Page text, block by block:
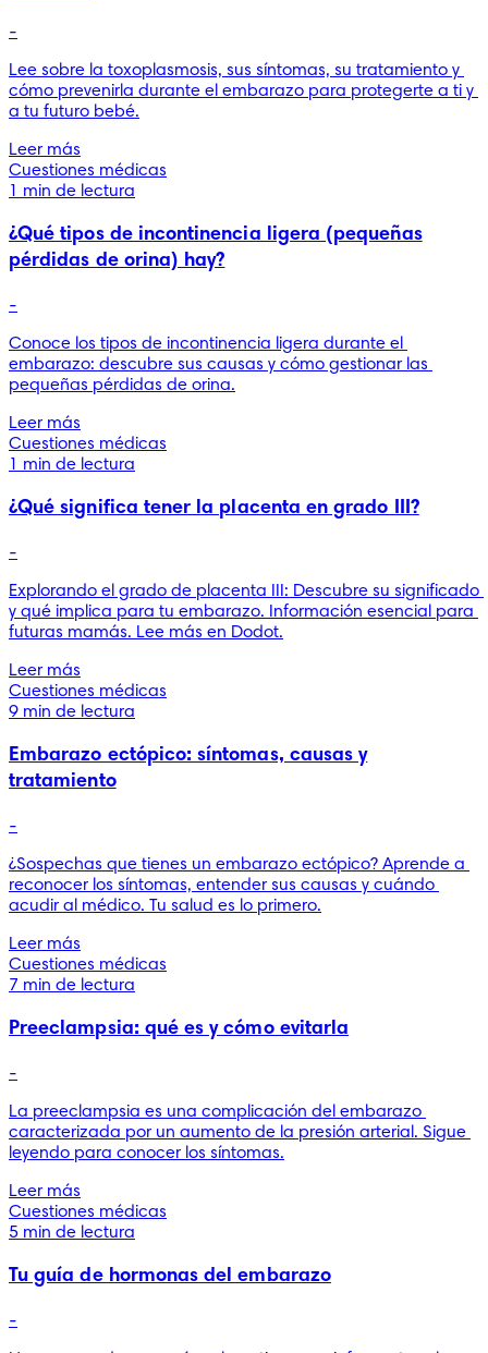
-
Lee sobre la toxoplasmosis, sus síntomas, su tratamiento y
cómo prevenirla durante el embarazo para protegerte a ti y
a tu futuro bebé.
Leer más
Cuestiones médicas
1 min de lectura
¿Qué tipos de incontinencia ligera (pequeñas
pérdidas de orina) hay?
-
Conoce los tipos de incontinencia ligera durante el
embarazo: descubre sus causas y cómo gestionar las
pequeñas pérdidas de orina.
Leer más
Cuestiones médicas
1 min de lectura
¿Qué significa tener la placenta en grado III?
-
Explorando el grado de placenta III: Descubre su significado
y qué implica para tu embarazo. Información esencial para
futuras mamás. Lee más en Dodot.
Leer más
Cuestiones médicas
9 min de lectura
Embarazo ectópico: síntomas, causas y
tratamiento
-
¿Sospechas que tienes un embarazo ectópico? Aprende a
reconocer los síntomas, entender sus causas y cuándo
acudir al médico. Tu salud es lo primero.
Leer más
Cuestiones médicas
7 min de lectura
Preeclampsia: qué es y cómo evitarla
-
La preeclampsia es una complicación del embarazo
caracterizada por un aumento de la presión arterial. Sigue
leyendo para conocer los síntomas.
Leer más
Cuestiones médicas
5 min de lectura
Tu guía de hormonas del embarazo
-